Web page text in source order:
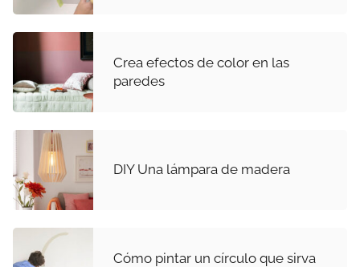
Crea efectos de color en las
paredes
DIY Una lámpara de madera
Cómo pintar un círculo que sirva